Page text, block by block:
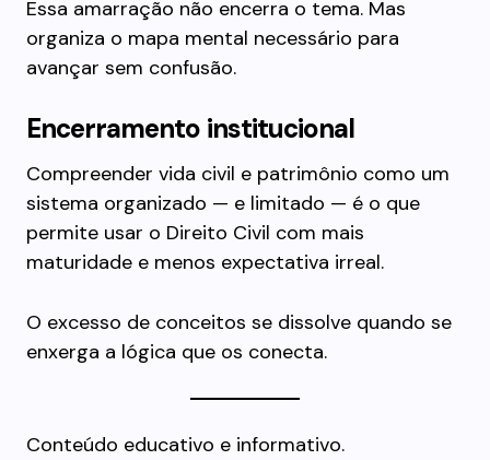
Essa amarração não encerra o tema. Mas
organiza o mapa mental necessário para
avançar sem confusão.
Encerramento institucional
Compreender vida civil e patrimônio como um
sistema organizado — e limitado — é o que
permite usar o Direito Civil com mais
maturidade e menos expectativa irreal.
O excesso de conceitos se dissolve quando se
enxerga a lógica que os conecta.
Conteúdo educativo e informativo.